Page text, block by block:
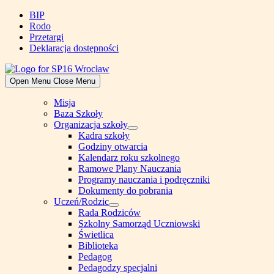
Skip
content
BIP
Rodo
Przetargi
Deklaracja dostępności
Open Menu Close Menu
Misja
Baza Szkoły
Organizacja szkoły
Show
sub
menu
Kadra szkoły
Godziny otwarcia
Kalendarz roku szkolnego
Ramowe Plany Nauczania
Programy nauczania i podręczniki
Dokumenty do pobrania
Uczeń/Rodzic
Show
sub
menu
Rada Rodziców
Szkolny Samorząd Uczniowski
Świetlica
Biblioteka
Pedagog
Pedagodzy specjalni